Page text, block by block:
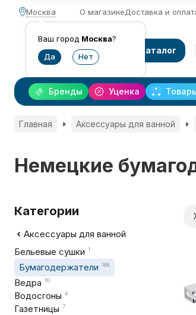
Москва
Ваш город Москва?
О магазинеДоставка и
Каталог
Уценка
Бренды
Главная Аксессуары для ванной
Немецкие
Категории
Аксессуары для ванной
Бельевые сушки 1
Бумагодержатели 168
Ведра 10
Водосгоны 4
Газетницы 7